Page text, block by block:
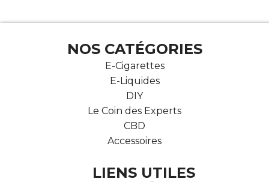
NOS CATÉGORIES
E-Cigarettes
E-Liquides
DIY
Le Coin des Experts
CBD
Accessoires
LIENS UTILES